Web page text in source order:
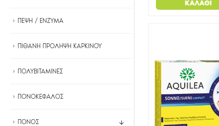
SUPERFOODS
TIKUN
UNI-PHARMA
ΠΕΨΗ / ΕΝΖΥΜΑ
ΠΙΘΑΝΗ ΠΡΟΛΗΨΗ ΚΑΡΚΙΝΟΥ
ΠΟΛΥΒΙΤΑΜΙΝΕΣ
ΠΟΝΟΚΕΦΑΛΟΣ
ΠΟΝΟΣ
ΚΑΛΆΘΙ